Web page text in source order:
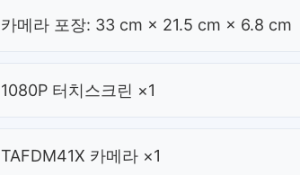
카메라 포장: 33 cm × 21.5 cm × 6.8 cm
1080P 터치스크린 ×1
TAFDM41X 카메라 ×1